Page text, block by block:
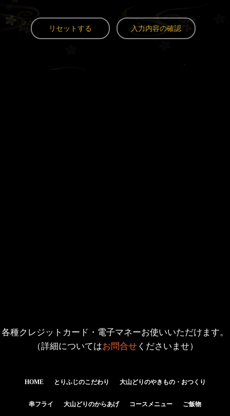
各種クレジットカード・電子マネーお使いいただけます。
（詳細についてはお問合せくださいませ）
HOME とりふじのこだわり 大山どりのやきもの・おつくり
串フライ 大山どりのからあげ コースメニュー ご飯物